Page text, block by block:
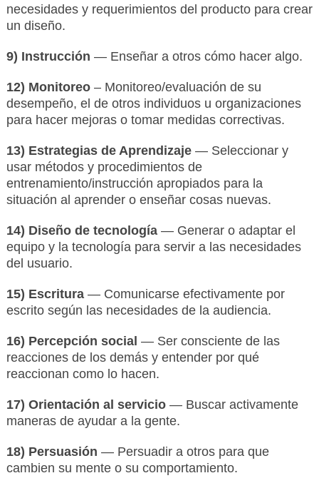
necesidades y requerimientos del producto para crear
un diseño.
9) Instrucción — Enseñar a otros cómo hacer algo.
12) Monitoreo– Monitoreo/evaluación de su
desempeño, el de otros individuos u organizaciones
para hacer mejoras o tomar medidas correctivas.
13) Estrategias de Aprendizaje— Seleccionar y
usar métodos y procedimientos de
entrenamiento/instrucción apropiados para la
situación al aprender o enseñar cosas nuevas.
14) Diseño de tecnología— Generar o adaptar el
equipo y la tecnología para servir a las necesidades
del usuario.
15) Escritura— Comunicarse efectivamente por
escrito según las necesidades de la audiencia.
16) Percepción social — Ser consciente de las
reacciones de los demás y entender por qué
reaccionan como lo hacen.
17) Orientación al servicio— Buscar activamente
maneras de ayudar a la gente.
18) Persuasión — Persuadir a otros para que
cambien su mente o su comportamiento.